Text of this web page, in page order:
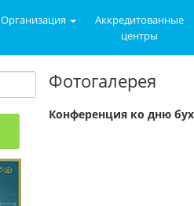
Организация
Аккредитованные
центры
Фотогалерея
Конференция ко дню